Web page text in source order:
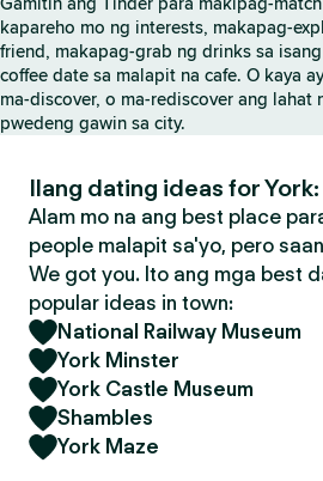
kapareho mo ng interests, makapag-
friend, makapag-grab ng drinks sa
coffee date sa malapit na cafe. O kaya
ma-discover, o ma-rediscover ang lahat
pwedeng gawin sa city.
Ilang dating ideas for York:
Alam mo na ang best place
people malapit sa'yo, pero
We got you. Ito ang mga best
popular ideas in town:
National Railway Museum
York Minster
York Castle Museum
Shambles
York Maze